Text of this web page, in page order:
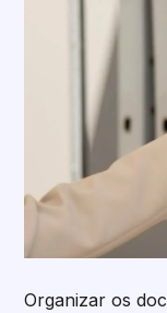
Organizar os